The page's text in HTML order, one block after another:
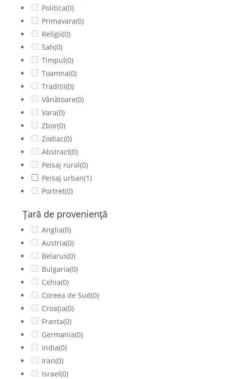
Politica(0)
Primavara(0)
Religii(0)
Sah(0)
Timpul(0)
Toamna(0)
Traditii(0)
Vânătoare(0)
Vara(0)
Zbor(0)
Zodiac(0)
Abstract(0)
Peisaj rural(0)
Peisaj urban(1)
Portret(0)
Ţară de provenienţă
Anglia(0)
Austria(0)
Belarus(0)
Bulgaria(0)
Cehia(0)
Coreea de Sud(0)
Croația(0)
Franta(0)
Germania(0)
india(0)
Iran(0)
Israel(0)